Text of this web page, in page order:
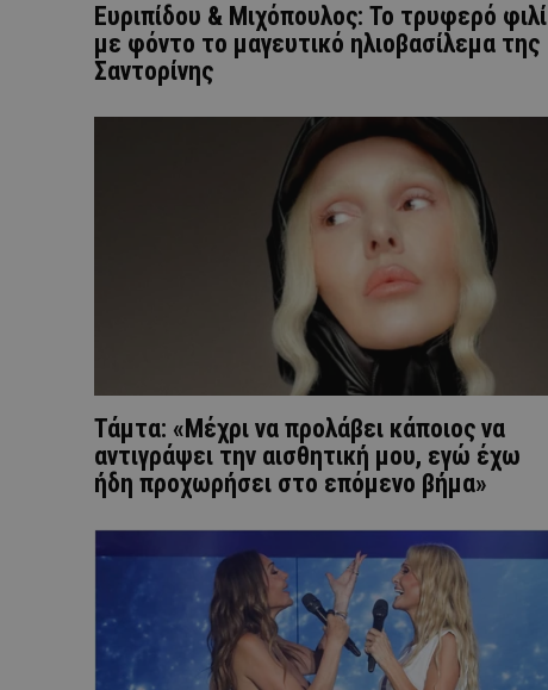
Ευριπίδου & Μιχόπουλος: Το τρυφερό φιλί
με φόντο το μαγευτικό ηλιοβασίλεμα της
Σαντορίνης
Τάμτα: «Μέχρι να προλάβει κάποιος να
αντιγράψει την αισθητική μου, εγώ έχω
ήδη προχωρήσει στο επόμενο βήμα»